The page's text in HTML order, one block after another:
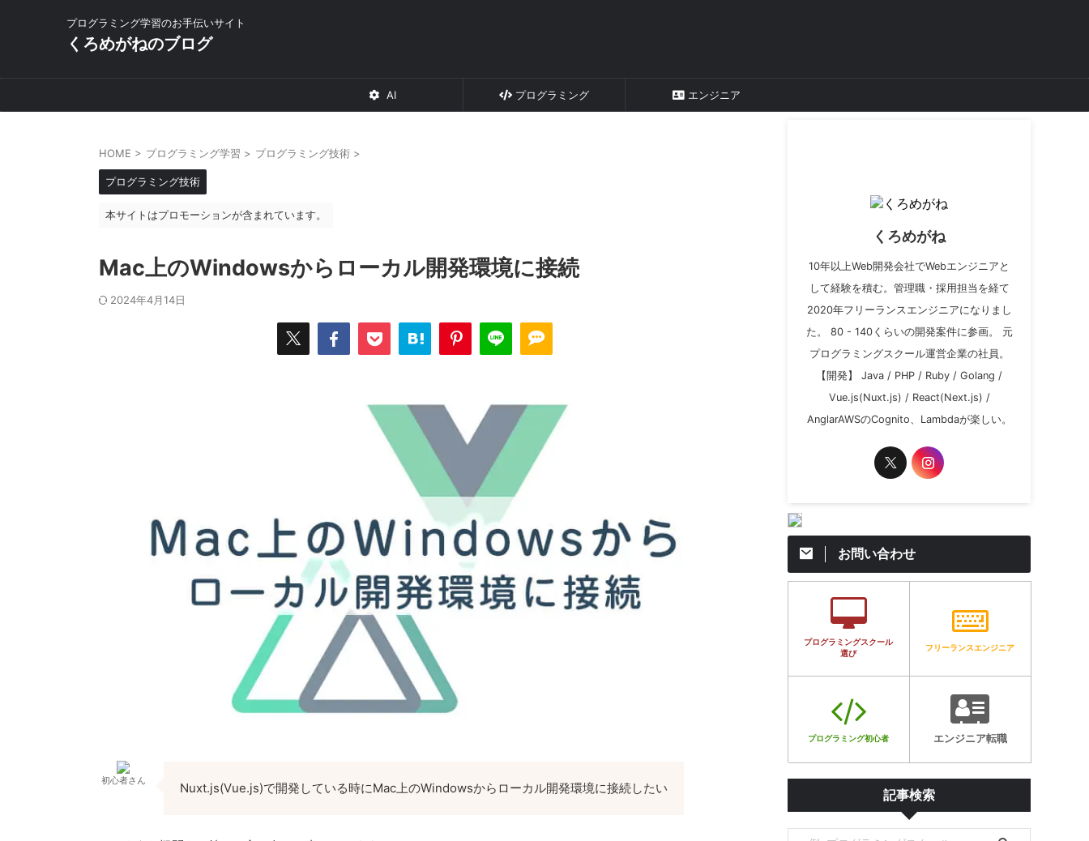
プログラミング学習のお手伝いサイト
くろめがねのブログ
AI プログラミング エンジニア
HOME > プログラミング学習 > プログラミング技術 >
プログラミング技術
本サイトはプロモーションが含まれています。
Mac上のWindowsからローカル開発環境に接続
2024年4月14日
初心者さん Nuxt.js(Vue.js)で開発している時にMac上のWindowsからローカル開発環境に接続したい
くろめがね
10年以上Web開発会社でWebエンジニアと
して経験を積む。管理職・採用担当を経て
2020年フリーランスエンジニアになりまし
た。 80 - 140くらいの開発案件に参画。 元
プログラミングスクール運営企業の社員。
【開発】 Java / PHP / Ruby / Golang /
Vue.js(Nuxt.js) / React(Next.js) /
AnglarAWSのCognito、Lambdaが楽しい。
お問い合わせ
プログラミングスクール
選び
フリーランスエンジニア
プログラミング初心者 エンジニア転職
記事検索